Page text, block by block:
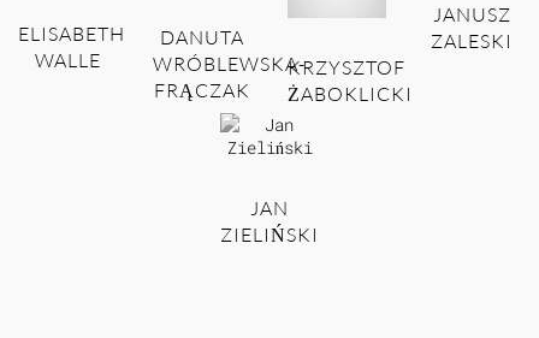
ELISABETH
WALLE
DANUTA
WRÓBLEWSKA-
FRĄCZAK
KRZYSZTOF
ŻABOKLICKI
JANUSZ
ZALESKI
JAN
ZIELIŃSKI